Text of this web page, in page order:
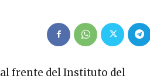
al frente del Instituto del